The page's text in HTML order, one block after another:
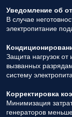
Уведомление об
В случае
электропитание
Защита нагрузок
вызванных
систему
Корректировка
Минимизация
генераторов